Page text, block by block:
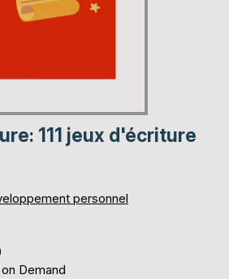
111 jeux d'écriture
personnel
Demand